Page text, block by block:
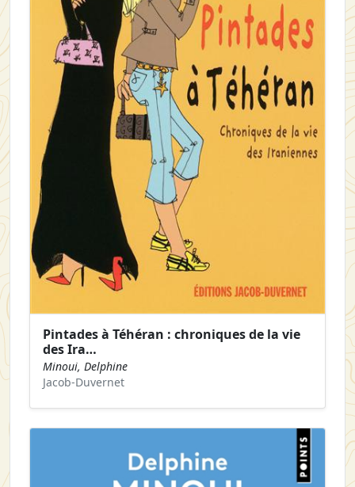
Pintades à Téhéran : chroniques de la vie
des Ira…
Minoui, Delphine
Jacob-Duvernet